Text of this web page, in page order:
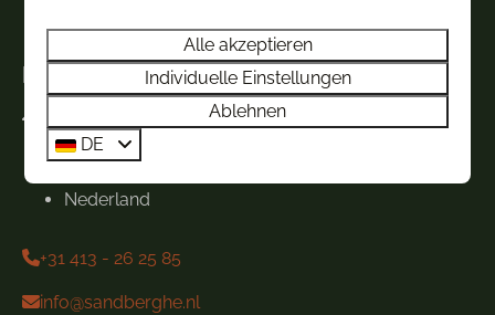
Kontakt
5406 TP Uden
Nederland
+31 413 - 26 25 85
info@sandberghe.nl
Alle akzeptieren
Individuelle Einstellungen
Ablehnen
DE